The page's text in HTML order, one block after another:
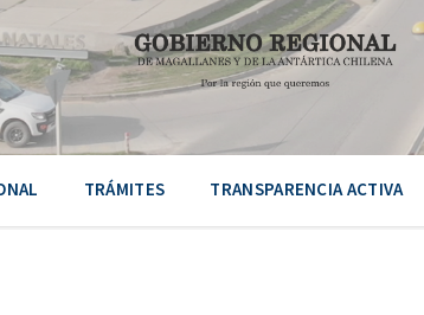
TRÁMITES TRANSPARENCIA ACTIVA